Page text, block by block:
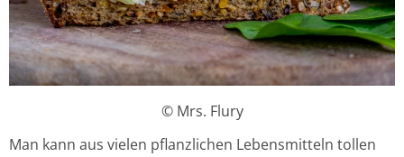
© Mrs. Flury
Man kann aus vielen pflanzlichen Lebensmitteln tollen